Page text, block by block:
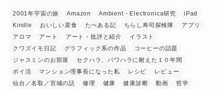
2001年宇宙の旅 Amazon Ambient・Electronica研究
iPad
Kindle
おいしい菜食 たべある記 ちらし寿司探検隊
アプリ
アロマ
アート アート・批評と紹介
イラスト
クワズイモ日記
グラフィック系の作品
コーヒーの話題
ジャスミンのお部屋
セクハラ、パワハラに耐えた１０年間
ポイ活
マンション理事長になった私 レシピ
レビュー
仙台／名取／宮城の話
修理 健康 健康診断 動画
哲学